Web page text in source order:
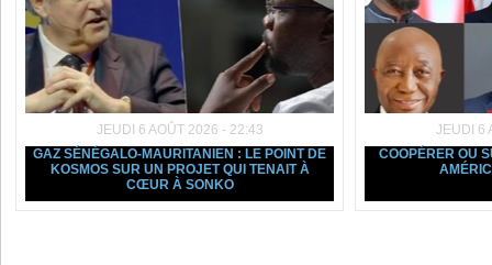
JEUDI 6 AOÛT 2026 - 22:43
GAZ SÉNÉGALO-MAURITANIEN : LE POINT DE
KOSMOS SUR UN PROJET QUI TENAIT À
CŒUR À SONKO
JEUDI 6
COOPÉRER OU